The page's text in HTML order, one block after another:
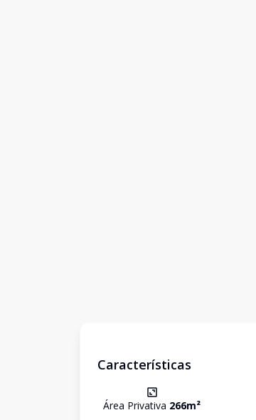
Características
Área Privativa 266m²